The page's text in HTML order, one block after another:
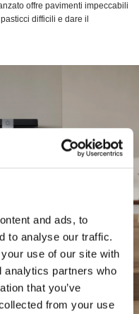
and ads, to
to analyse our traffic.
use of our site with
analytics partners who
that you’ve
from your use
offre pavimenti impeccabili
difficili e dare il